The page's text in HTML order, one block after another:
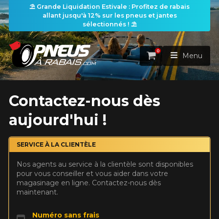
⛱️ Grande Liquidation Estivale : Profitez de rabais
allant jusqu'à 12% sur les pneus et jantes
sélectionnés ! ⛱️
PNEUS
RECHERCHE DE PNEUS VOIR TOUT
Rechercher par
Par dimensions Par véhicule
ROUES
RECHERCHE DE ROUES
ENSEMBLES
PROMOTIONS
Panier
0
Menu
Contactez-nous dès
aujourd'hui !
SERVICE À LA CLIENTÈLE
Nos agents au service à la clientèle sont disponibles
pour vous conseiller et vous aider dans votre
magasinage en ligne. Contactez-nous dès
maintenant.
Numéro sans frais